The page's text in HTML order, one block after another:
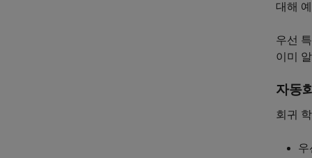
대해
우선
이미
자동
회귀
우